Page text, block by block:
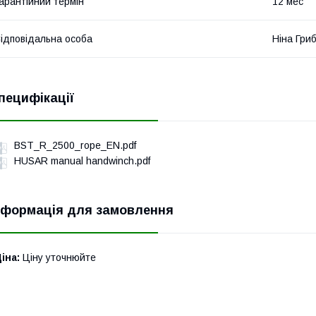
особа Ніна
BST_R_2500_rope_EN.pdf
HUSAR manual handwinch.pdf
для замовлення
Ціну уточнюйте